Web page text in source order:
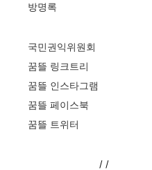
방명록
국민권익위원회
꿈뜰 링크트리
꿈뜰 인스타그램
꿈뜰 페이스북
꿈뜰 트위터
/ /